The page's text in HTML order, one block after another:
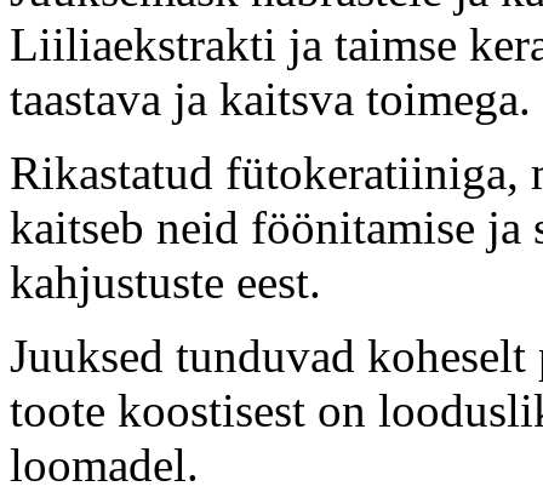
Liiliaekstrakti ja taimse
taastava ja kaitsva toimega.
Rikastatud fütokeratiiniga,
kaitseb neid föönitamise ja
kahjustuste eest.
Juuksed tunduvad
toote koostisest on
loomadel.